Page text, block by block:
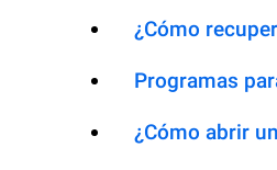
¿Cómo
Programas
¿Cómo abrir